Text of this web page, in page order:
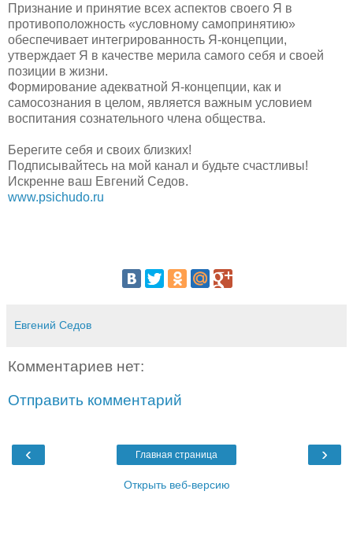
Признание и принятие всех аспектов своего Я в
противоположность «условному самопринятию»
обеспечивает интегрированность Я-концепции,
утверждает Я в качестве мерила самого себя и своей
позиции в жизни.
Формирование адекватной Я-концепции, как и
самосознания в целом, является важным условием
воспитания сознательного члена общества.
Берегите себя и своих близких!
Подписывайтесь на мой канал и будьте счастливы!
Искренне ваш Евгений Седов.
www.psichudo.ru
Евгений Седов
Комментариев нет:
Отправить комментарий
‹ ›
Главная страница
Открыть веб-версию